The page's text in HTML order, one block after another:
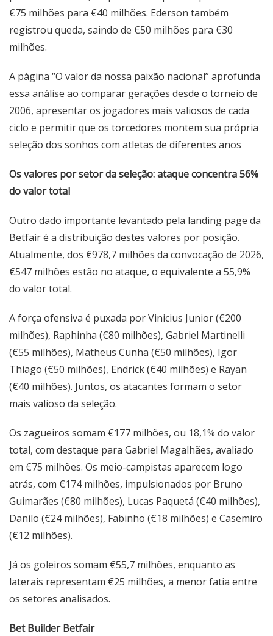
€75 milhões para €40 milhões. Ederson também
registrou queda, saindo de €50 milhões para €30
milhões.
A página “O valor da nossa paixão nacional” aprofunda
essa análise ao comparar gerações desde o torneio de
2006, apresentar os jogadores mais valiosos de cada
ciclo e permitir que os torcedores montem sua própria
seleção dos sonhos com atletas de diferentes anos
Os valores por setor da seleção: ataque concentra 56%
do valor total
Outro dado importante levantado pela landing page da
Betfair é a distribuição destes valores por posição.
Atualmente, dos €978,7 milhões da convocação de 2026,
€547 milhões estão no ataque, o equivalente a 55,9%
do valor total.
A força ofensiva é puxada por Vinicius Junior (€200
milhões), Raphinha (€80 milhões), Gabriel Martinelli
(€55 milhões), Matheus Cunha (€50 milhões), Igor
Thiago (€50 milhões), Endrick (€40 milhões) e Rayan
(€40 milhões). Juntos, os atacantes formam o setor
mais valioso da seleção.
Os zagueiros somam €177 milhões, ou 18,1% do valor
total, com destaque para Gabriel Magalhães, avaliado
em €75 milhões. Os meio-campistas aparecem logo
atrás, com €174 milhões, impulsionados por Bruno
Guimarães (€80 milhões), Lucas Paquetá (€40 milhões),
Danilo (€24 milhões), Fabinho (€18 milhões) e Casemiro
(€12 milhões).
Já os goleiros somam €55,7 milhões, enquanto as
laterais representam €25 milhões, a menor fatia entre
os setores analisados.
Bet Builder Betfair